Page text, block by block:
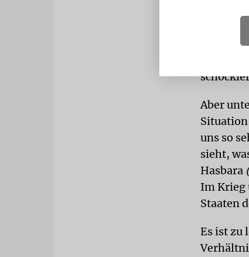
Ich bin
Irlands
Aber
Situation
uns so
sieht,
Hasbara
Im Krieg
Staaten
Es ist zu